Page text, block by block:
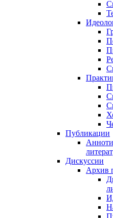
Публикации
Дискуссии
Архив